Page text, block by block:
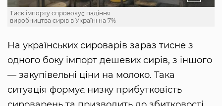
Тиск імпорту спровокує падіння
виробництва сирів в Україні на 7%
На українських сироварів зараз тисне з
одного боку імпорт дешевих сирів, з іншого
— закупівельні ціни на молоко. Така
ситуація формує низку прибутковість